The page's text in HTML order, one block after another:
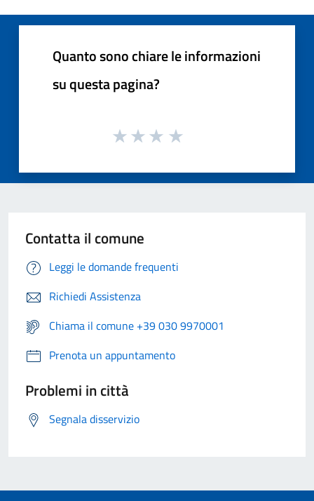
Quanto sono chiare le informazioni
su questa pagina?
Contatta il comune
Leggi le domande frequenti
Richiedi Assistenza
Chiama il comune +39 030 9970001
Prenota un appuntamento
Problemi in città
Segnala disservizio